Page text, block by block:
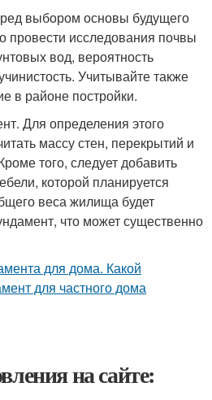
выбором основы будущего
провести исследования почвы
вод, вероятность
Учитывайте также
в районе постройки.
Для определения этого
массу стен, перекрытий и
того, следует добавить
которой планируется
веса жилища будет
что может существенно
на сайте: